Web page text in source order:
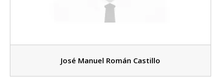
José Manuel Román Castillo